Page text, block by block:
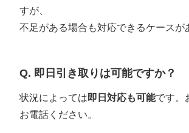
すが、
不足がある場合も対応できるケースが
Q. 即日引き取りは可能ですか？
状況によっては 即日対応も可能です。
お電話ください。